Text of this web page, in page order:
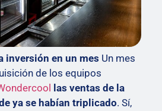
inversión en un mes Un mes
de los equipos
las ventas de la
ya se habían triplicado. Sí,